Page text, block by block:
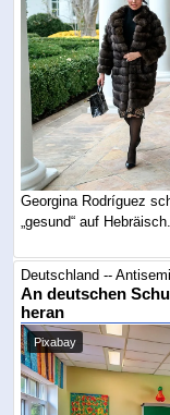
Georgina Rodríguez
„gesund“ auf
Deutschland --
An deutschen
heran
Pixabay